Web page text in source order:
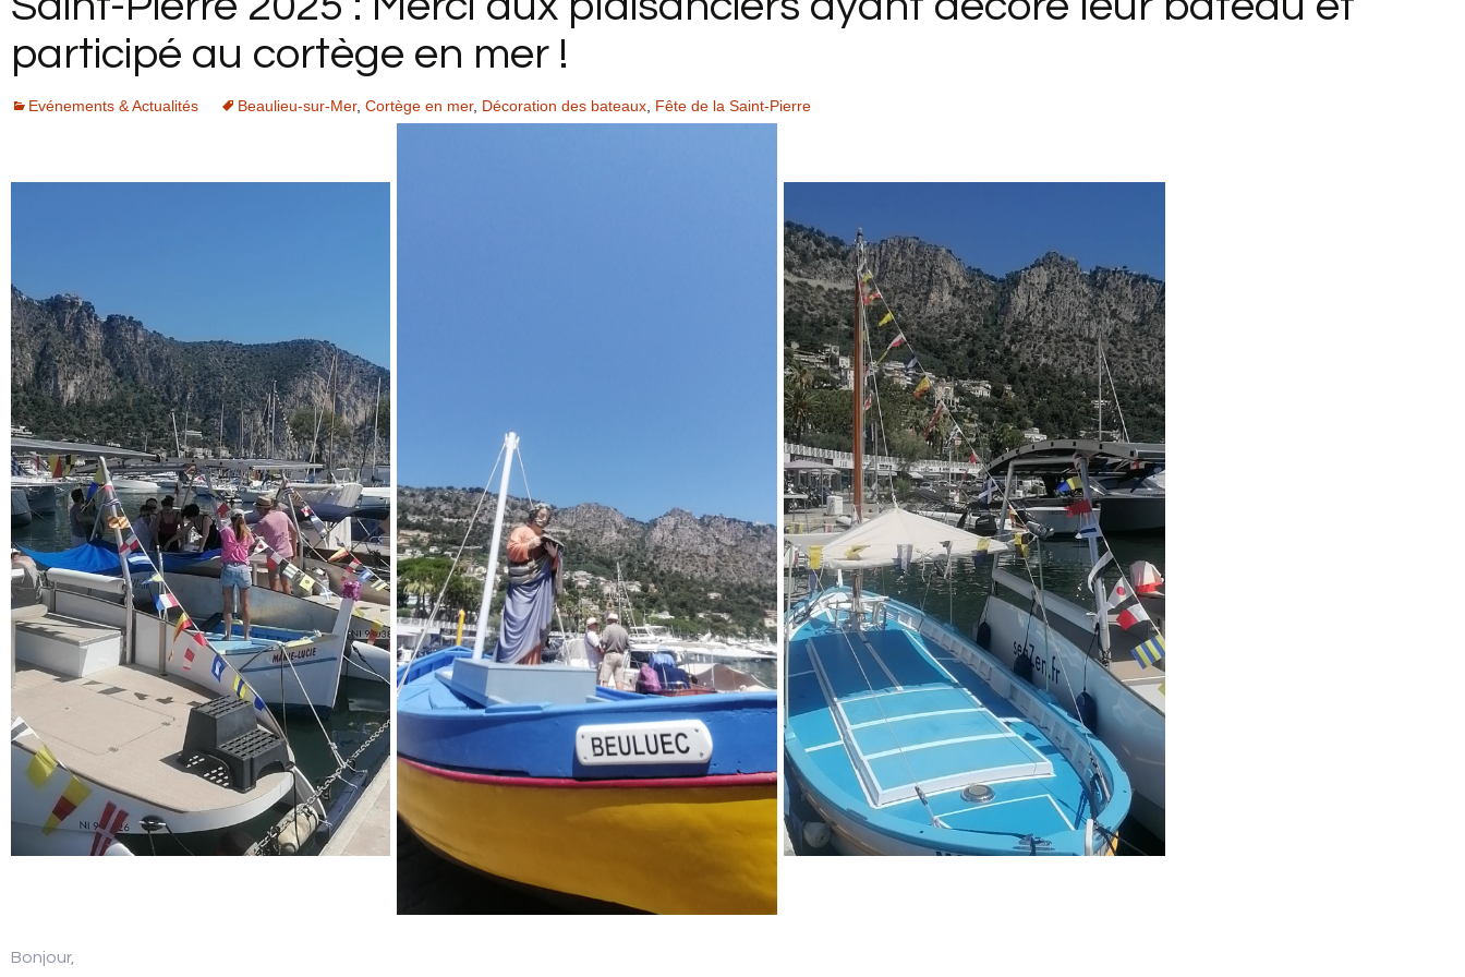
AVIS CLIENTS
participé au cortège en mer !
Evénements & Actualités Beaulieu-sur-Mer, Cortège en mer, Décoration des bateaux Fête de la Saint-Pierre
Bonjour,